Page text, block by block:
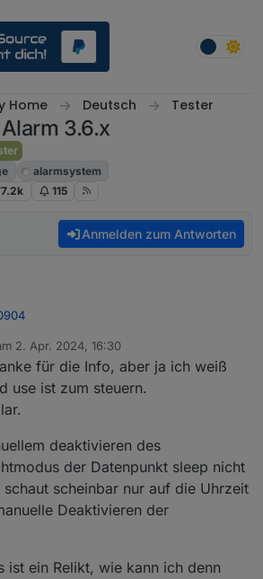
Home Deutsch Tester
3.6.x
alarmsystem
115
Anmelden zum Antworten
ist eher noch ein Relikt aus
Zeiten. Dieser signalisiert nur den
automatischen Nachtruhe und kann
2. Apr. 2024, 16:30
von
für die Info, aber ja ich weiß
use ist zum steuern.
deaktivieren des
der Datenpunkt sleep nicht
scheinbar nur auf die Uhrzeit
Deaktivieren der
ist ein Relikt, wie kann ich denn